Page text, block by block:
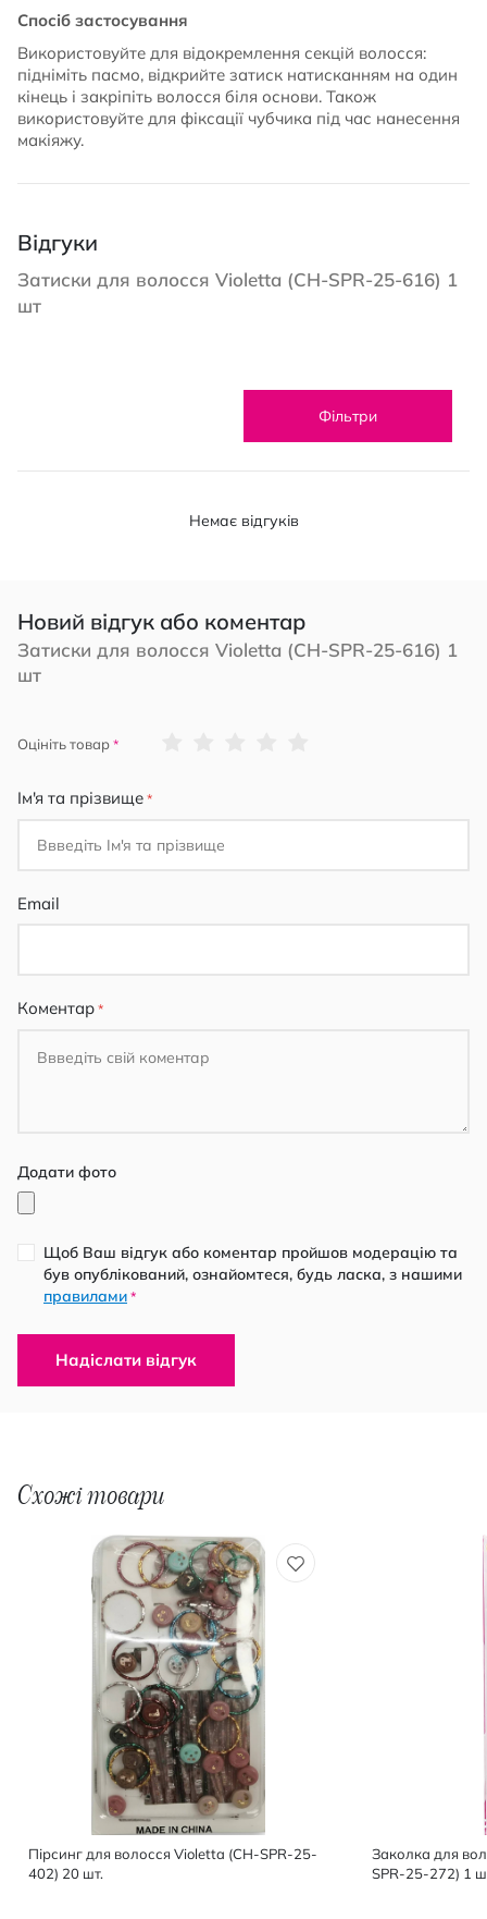
Спосіб застосування
Використовуйте для відокремлення секцій волосся:
підніміть пасмо, відкрийте затиск натисканням на один
кінець і закріпіть волосся біля основи. Також
використовуйте для фіксації чубчика під час нанесення
макіяжу.
Відгуки
Затиски для волосся Violetta (CH-SPR-25-616) 1
шт
Фільтри
Немає відгуків
Новий відгук або коментар
Затиски для волосся Violetta (CH-SPR-25-616) 1
шт
Оцініть товар
Ім'я та прізвище
Email
Коментар
Додати фото
Щоб Ваш відгук або коментар пройшов модерацію та
був опублікований, ознайомтеся, будь ласка, з нашими
правилами *
Надіслати відгук
Схожі товари
Пірсинг для волосся Violetta (CH-SPR-25-
402) 20 шт.
Заколка для
SPR-25-272) 1